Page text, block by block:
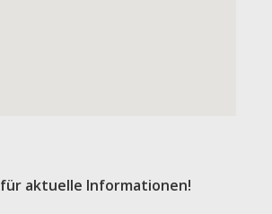
für aktuelle Informationen!